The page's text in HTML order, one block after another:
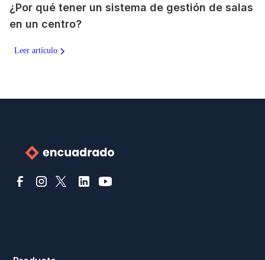
¿Por qué tener un sistema de gestión de salas
en un centro?
Leer artículo